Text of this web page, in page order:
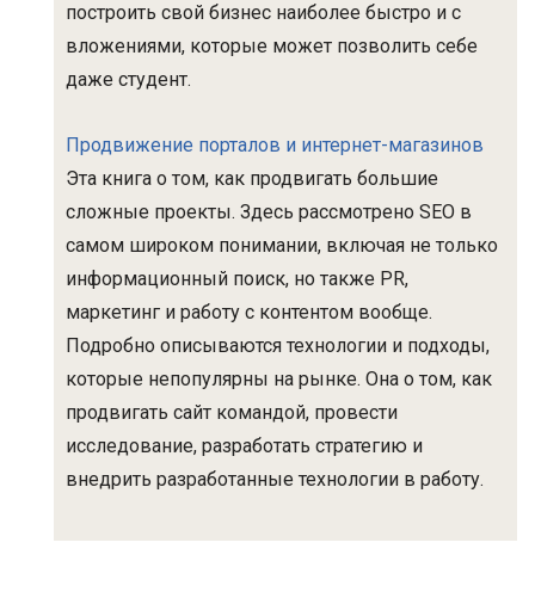
построить свой бизнес наиболее быстро и с
вложениями, которые может позволить себе
даже студент.
Продвижение порталов и интернет-магазинов
Эта книга о том, как продвигать большие
сложные проекты. Здесь рассмотрено SEO в
самом широком понимании, включая не только
информационный поиск, но также PR,
маркетинг и работу с контентом вообще.
Подробно описываются технологии и подходы,
которые непопулярны на рынке. Она о том, как
продвигать сайт командой, провести
исследование, разработать стратегию и
внедрить разработанные технологии в работу.